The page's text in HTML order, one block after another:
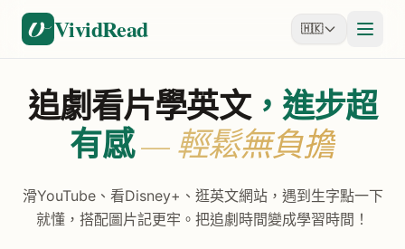
Skip to content
VividRead 🇭🇰
追劇看片學英文，進步超
有感— 輕鬆無負擔
滑YouTube、看Disney+、逛英文網站，遇到生字點一下
就懂，搭配圖片記更牢。把追劇時間變成學習時間！